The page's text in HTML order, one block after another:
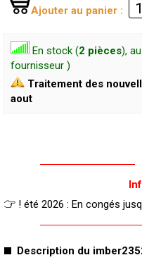
Ajouter au panier :
En stock (2 pièces),
fournisseur )
Traitement des
aout
! été 2026 : En congés
Description du